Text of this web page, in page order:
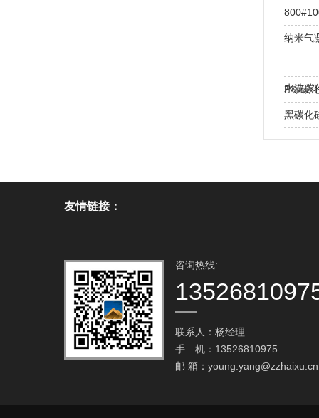
纳米气
水洗碳
P标碳
黑碳化
友情链接：
咨询热线:
联系人：杨经理
手 机：13526810975
邮 箱： young.yang@zzhaixu.cn